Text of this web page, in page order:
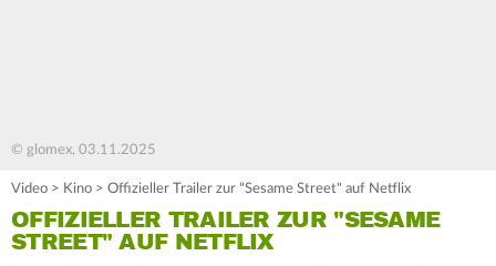
© glomex, 03.11.2025
Video > Kino > Offizieller Trailer zur "Sesame Street" auf Netflix
OFFIZIELLER TRAILER ZUR "SESAME
STREET" AUF NETFLIX